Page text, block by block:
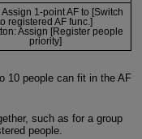
Assign 1-point AF to [Switch
registered AF func.]
Assign [Register people
priority]
10 people can fit in the AF
such as for a group
people.